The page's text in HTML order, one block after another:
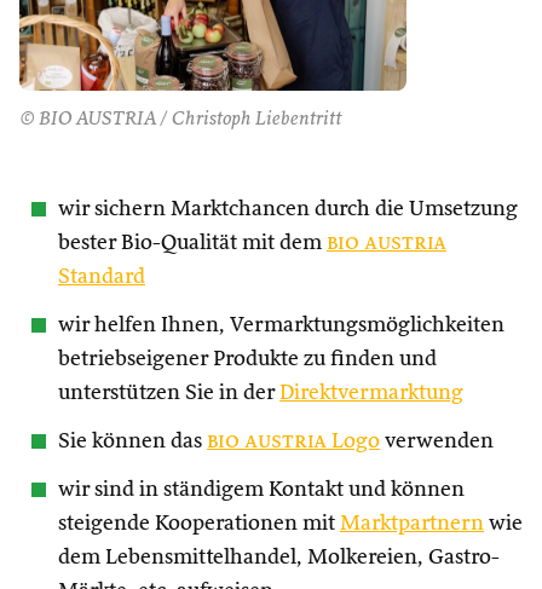
© BIO AUSTRIA / Christoph Liebentritt
wir sichern Marktchancen durch die Umsetzung
bester Bio-Qualität mit dem bio austria
Standard
wir helfen Ihnen, Vermarktungsmöglichkeiten
betriebseigener Produkte zu finden und
unterstützen Sie in derDirektvermarktung
Sie können das bio austria Logo verwenden
wir sind in ständigem Kontakt und können
steigende Kooperationen mit Marktpartnern wie
dem Lebensmittelhandel, Molkereien, Gastro-